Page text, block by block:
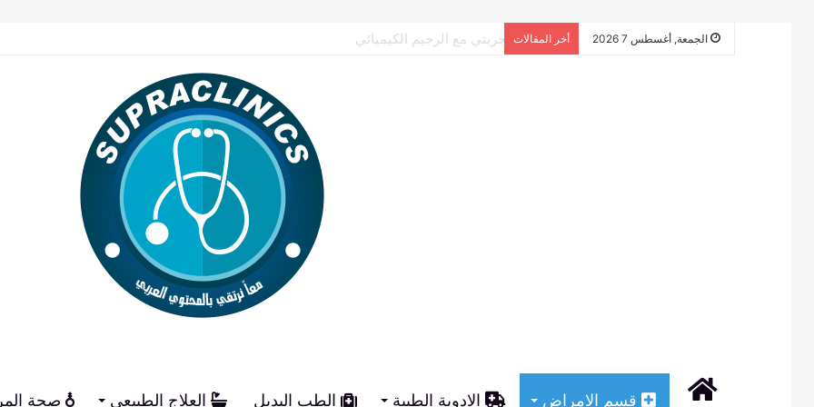
الجمعة, أغسطس 7 2026 أخر المقالات تجربتي مع الرجيم الكيميائي
الرئيسيةقسم الامراض الادوية الطبية الطب البديل العلاج الطبيعي صحة